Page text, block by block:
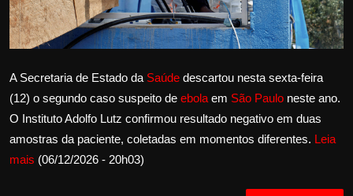
Justiça
Saúde
Esportes
A Secretaria de Estado da Saúde descartou nesta sexta-feira
(12) o segundo caso suspeito de ebola em São Paulo neste ano.
O Instituto Adolfo Lutz confirmou resultado negativo em duas
amostras da paciente, coletadas em momentos diferentes. Leia
mais (06/12/2026 - 20h03)